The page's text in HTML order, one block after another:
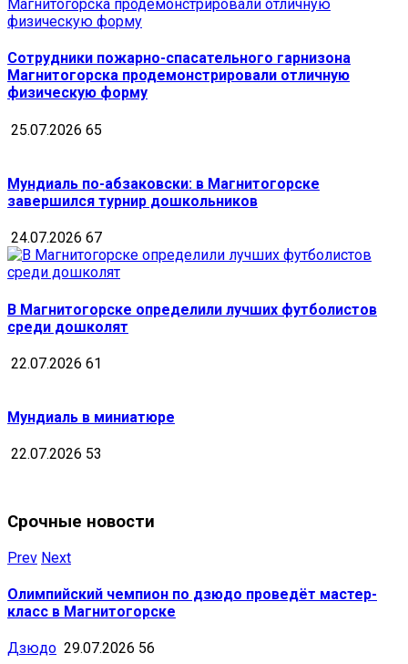
Сотрудники пожарно-спасательного гарнизона
Магнитогорска продемонстрировали отличную
физическую форму
25.07.2026 65
Мундиаль по-абзаковски: в Магнитогорске
завершился турнир дошкольников
24.07.2026 67
В Магнитогорске определили лучших футболистов
среди дошколят
22.07.2026 61
Мундиаль в миниатюре
22.07.2026 53
Срочные новости
Prev Next
Олимпийский чемпион по дзюдо проведёт мастер-
класс в Магнитогорске
Дзюдо 29.07.2026 56